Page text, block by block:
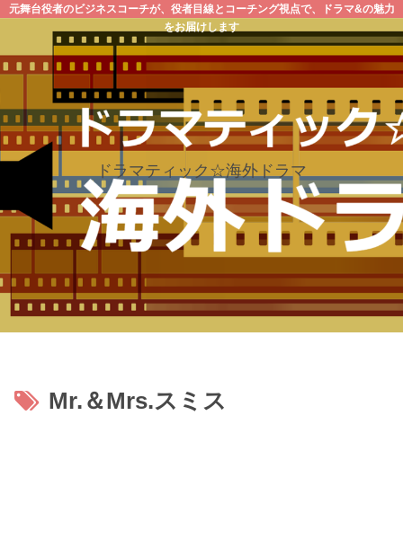
元舞台役者のビジネスコーチが、役者目線とコーチング視点で、ドラマ&の魅力
をお届けします
ドラマティック☆海外ドラマ
Mr.＆Mrs.スミス